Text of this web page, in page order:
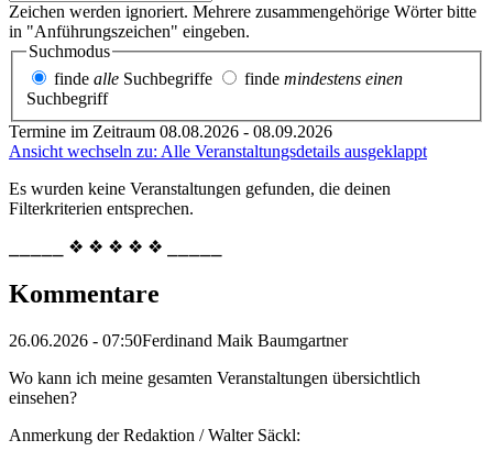
Zeichen werden ignoriert. Mehrere zusammengehörige Wörter bitte
in "Anführungszeichen" eingeben.
Suchmodus
finde alle Suchbegriffe finde mindestens einen
Suchbegriff
Termine im Zeitraum 08.08.2026 - 08.09.2026
Ansicht wechseln zu: Alle Veranstaltungsdetails ausgeklappt
Es wurden keine Veranstaltungen gefunden, die deinen
Filterkriterien entsprechen.
⎯⎯⎯⎯⎯ ❖ ❖ ❖ ❖ ❖ ⎯⎯⎯⎯⎯
Kommentare
26.06.2026 - 07:50Ferdinand Maik Baumgartner
Wo kann ich meine gesamten Veranstaltungen übersichtlich
einsehen?
Anmerkung der Redaktion /Walter Säckl: